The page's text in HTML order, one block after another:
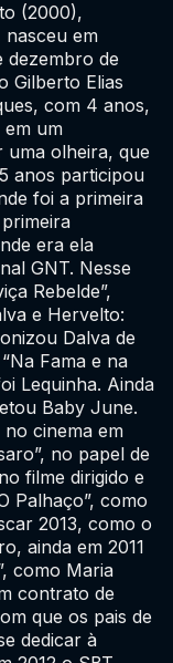
(2000),
nasceu em
dezembro de
Gilberto Elias
com 4 anos,
em um
olheira, que
anos participou
foi a primeira
era ela
GNT. Nesse
Rebelde”,
e Hervelto:
Dalva de
Fama e na
Lequinha. Ainda
Baby June.
no cinema em
no papel de
filme dirigido e
Palhaço”, como
2013, como o
ainda em 2011
como Maria
contrato de
que os pais de
dedicar à